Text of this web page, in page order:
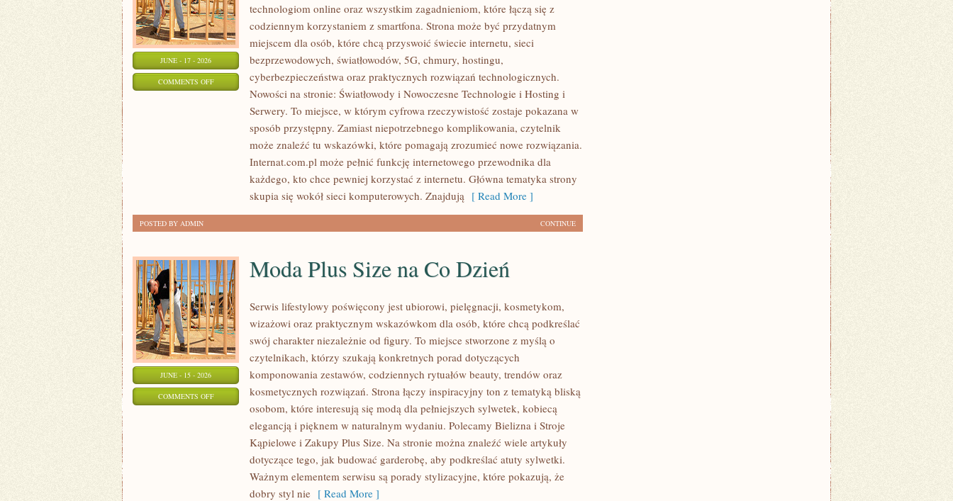
JUNE - 17 - 2026
COMMENTS OFFON
SATELITARNY
technologiom online oraz wszystkim zagadnieniom, które łączą się z
codziennym korzystaniem z smartfona. Strona może być przydatnym
miejscem dla osób, które chcą przyswoić świecie internetu, sieci
bezprzewodowych, światłowodów, 5G, chmury, hostingu,
cyberbezpieczeństwa oraz praktycznych rozwiązań technologicznych.
Nowości na stronie: Światłowody i Nowoczesne Technologie i Hosting i
Serwery. To miejsce, w którym cyfrowa rzeczywistość zostaje pokazana w
sposób przystępny. Zamiast niepotrzebnego komplikowania, czytelnik
może znaleźć tu wskazówki, które pomagają zrozumieć nowe rozwiązania.
Internat.com.pl może pełnić funkcję internetowego przewodnika dla
każdego, kto chce pewniej korzystać z internetu. Główna tematyka strony
skupia się wokół sieci komputerowych. Znajdują [ Read More ]
CONTINUE
POSTED BY ADMIN
JUNE - 15 - 2026
COMMENTS OFFON
Moda Plus Size na Co Dzień
Serwis lifestylowy poświęcony jest ubiorowi, pielęgnacji, kosmetykom,
wizażowi oraz praktycznym wskazówkom dla osób, które chcą podkreślać
swój charakter niezależnie od figury. To miejsce stworzone z myślą o
czytelnikach, którzy szukają konkretnych porad dotyczących
komponowania zestawów, codziennych rytuałów beauty, trendów oraz
kosmetycznych rozwiązań. Strona łączy inspiracyjny ton z tematyką bliską
osobom, które interesują się modą dla pełniejszych sylwetek, kobiecą
elegancją i pięknem w naturalnym wydaniu. Polecamy Bielizna i Stroje
Kąpielowe i Zakupy Plus Size. Na stronie można znaleźć wiele artykuły
dotyczące tego, jak budować garderobę, aby podkreślać atuty sylwetki.
Ważnym elementem serwisu są porady stylizacyjne, które pokazują, że
dobry styl nie [ Read More ]